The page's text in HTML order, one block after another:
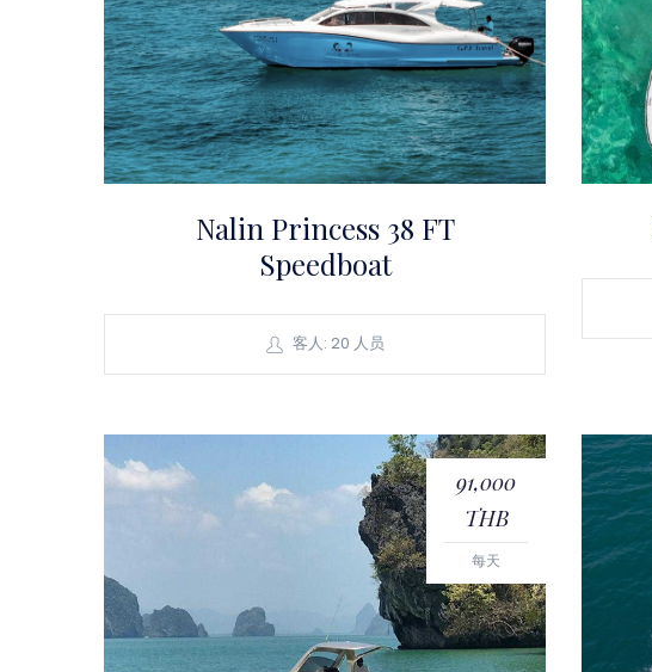
Nalin Princess 38 FT
Speedboat
客人: 20 人员
91,000
THB
每天